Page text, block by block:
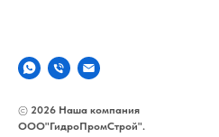
© 2026 Наша компания
ООО"ГидроПромСтрой".